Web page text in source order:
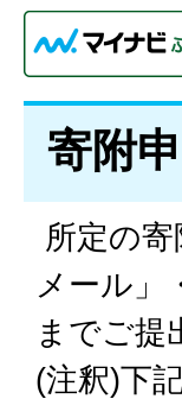
寄附
所定の
メール」
までご提
(注釈)下